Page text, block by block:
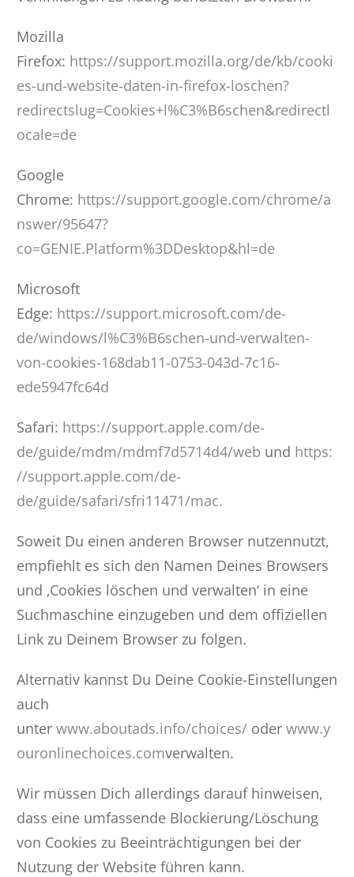
Mozilla
Firefox: https://support.mozilla.org/de/kb/cooki
es-und-website-daten-in-firefox-loschen?
redirectslug=Cookies+l%C3%B6schen&redirectl
ocale=de
Google
Chrome: https://support.google.com/chrome/a
nswer/95647?
co=GENIE.Platform%3DDesktop&hl=de
Microsoft
Edge: https://support.microsoft.com/de-
de/windows/l%C3%B6schen-und-verwalten-
von-cookies-168dab11-0753-043d-7c16-
ede5947fc64d
Safari: https://support.apple.com/de-
de/guide/mdm/mdmf7d5714d4/web und https:
//support.apple.com/de-
de/guide/safari/sfri11471/mac.
Soweit Du einen anderen Browser nutzennutzt,
empfiehlt es sich den Namen Deines Browsers
und ‚Cookies löschen und verwalten‘ in eine
Suchmaschine einzugeben und dem offiziellen
Link zu Deinem Browser zu folgen.
Alternativ kannst Du Deine Cookie-Einstellungen
auch
unter www.aboutads.info/choices/ oder www.y
ouronlinechoices.comverwalten.
Wir müssen Dich allerdings darauf hinweisen,
dass eine umfassende Blockierung/Löschung
von Cookies zu Beeinträchtigungen bei der
Nutzung der Website führen kann.